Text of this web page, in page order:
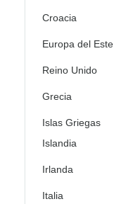
Croacia
Europa del Este
Reino Unido
Grecia
Islas Griegas
Islandia
Irlanda
Italia